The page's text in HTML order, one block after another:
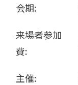
会期:
来場者参加
費:
主催: